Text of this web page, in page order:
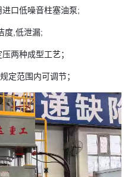
口低噪音柱塞油泵;
度,低泄漏;
两种成型工艺；
定范围内可调节；